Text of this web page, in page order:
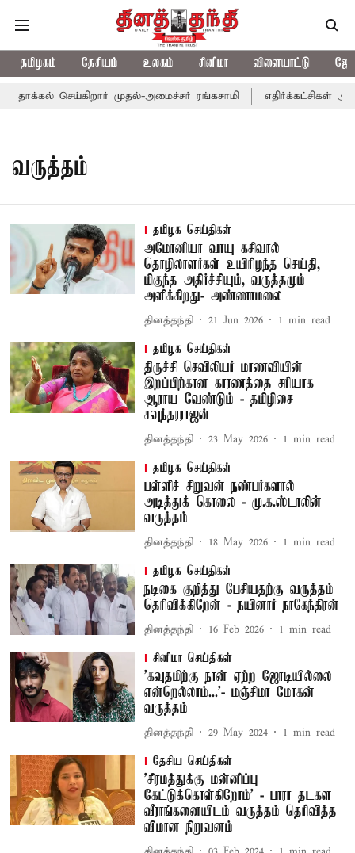
தமிழகம் தேசியம் உலகம் சினிமா விளையாட்டு
தாக்கல் செய்கிறார் முதல்-அமைச்சர் ரங்கசாமி எதிர்க்கட்சிகள்
வருத்தம்
தமிழக செய்திகள்
அமோனியா வாயு கசிவால்
தொழிலாளர்கள் உயிரிழந்த செய்தி,
மிகுந்த அதிர்ச்சியும், வருத்தமும்
அளிக்கிறது- அண்ணாமலை
தினத்தந்தி 21 Jun 2026 1 min read
தமிழக செய்திகள்
திருச்சி செவிலியர் மாணவியின்
இறப்பிற்கான காரணத்தை சரியாக
ஆராய வேண்டும் - தமிழிசை
சவுந்தரராஜன்
தினத்தந்தி 23 May 2026 1 min read
தமிழக செய்திகள்
பள்ளிச் சிறுவன் நண்பர்களால்
அடித்துக் கொலை - மு.க.ஸ்டாலின்
வருத்தம்
தினத்தந்தி 18 May 2026 1 min read
தமிழக செய்திகள்
நடிகை குறித்து பேசியதற்கு வருத்தம்
தெரிவிக்கிறேன் - நயினார் நாகேந்திரன்
தினத்தந்தி 16 Feb 2026 1 min read
சினிமா செய்திகள்
'கவுதமிற்கு நான் ஏற்ற ஜோடியில்லை
என்றெல்லாம்...'- மஞ்சிமா மோகன்
வருத்தம்
தினத்தந்தி 29 May 2024 1 min read
தேசிய செய்திகள்
'சிரமத்துக்கு மன்னிப்பு
கேட்டுக்கொள்கிறோம்' - பாரா தடகள
வீராங்கனையிடம் வருத்தம் தெரிவித்த
விமான நிறுவனம்